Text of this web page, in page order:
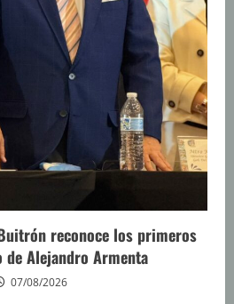
reconoce los primeros
Alejandro Armenta
07/08/2026